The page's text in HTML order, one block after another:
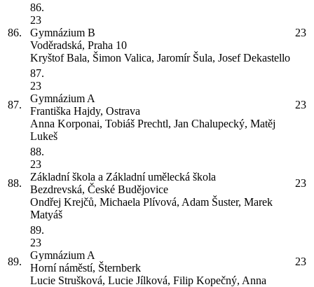
86.
86.
23
Gymnázium B
Voděradská, Praha 10
Kryštof Bala, Šimon Valica, Jaromír Šula, Josef Dekastello
23
87.
87.
23
Gymnázium A
Františka Hajdy, Ostrava
Anna Korponai, Tobiáš Prechtl, Jan Chalupecký, Matěj
Lukeš
23
88.
88.
23
Základní škola a Základní umělecká škola
Bezdrevská, České Budějovice
Ondřej Krejčů, Michaela Plívová, Adam Šuster, Marek
Matyáš
23
89.
89.
23
Gymnázium A
Horní náměstí, Šternberk
Lucie Strušková, Lucie Jílková, Filip Kopečný, Anna
23